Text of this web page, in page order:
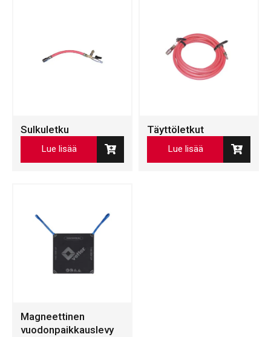
Sulkuletku
Lue lisää
Täyttöletkut
Lue lisää
Magneettinen
vuodonpaikkauslevy